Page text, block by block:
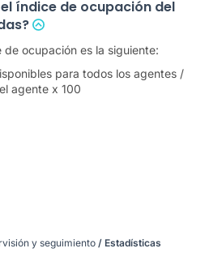
índice de ocupación del
de ocupación es la siguiente:
para todos los agentes /
agente x 100
y seguimiento / Estadísticas